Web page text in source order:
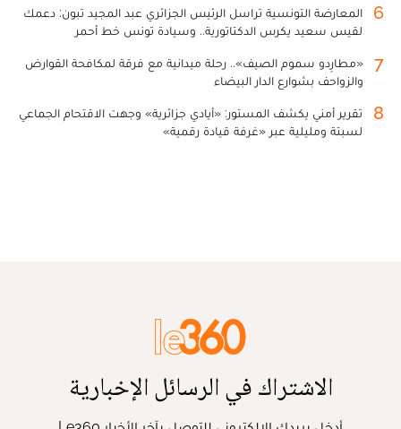
6
المعارضة التونسية تراسل الرئيس الجزائري عبد المجيد تبون: دعمك
لقيس سعيد يكرس الدكتاتورية.. وسيادة تونس خط أحمر
7
«مطارِدو سموم الصيف».. رحلة ميدانية مع فرقة لمكافحة القوارض
والزواحف بشوارع الدار البيضاء
8
تقرير أمني يكشف المستور: «أيادي جزائرية» وجهت الاقتحام الجماعي
لسبتة ومليلية عبر «غرفة قيادة رقمية»
الاشتراك في الرسائل الإخبارية